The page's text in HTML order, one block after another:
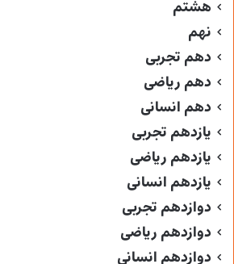
هشتم
نهم
دهم تجربی
دهم ریاضی
دهم انسانی
یازدهم تجربی
یازدهم ریاضی
یازدهم انسانی
دوازدهم تجربی
دوازدهم ریاضی
دوازدهم انسانی